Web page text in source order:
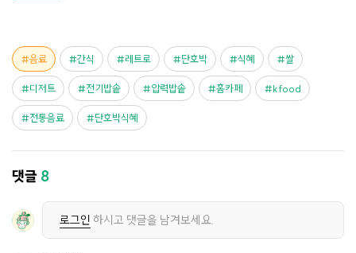
음료 간식 레트로 단호박 식혜 쌀
디저트 전기밥솥 압력밥솥 홈카페 kfood
전통음료 단호박식혜
댓글 8
로그인 하시고 댓글을 남겨보세요.